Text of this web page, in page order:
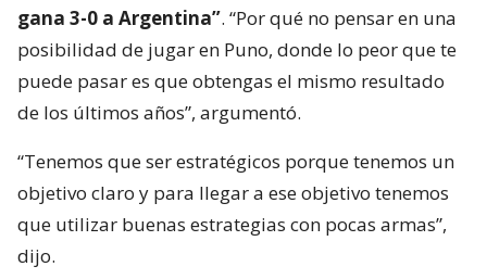
gana 3-0 a Argentina”. “Por qué no pensar en una
posibilidad de jugar en Puno, donde lo peor que te
puede pasar es que obtengas el mismo resultado
de los últimos años”, argumentó.
“Tenemos que ser estratégicos porque tenemos un
objetivo claro y para llegar a ese objetivo tenemos
que utilizar buenas estrategias con pocas armas”,
dijo.